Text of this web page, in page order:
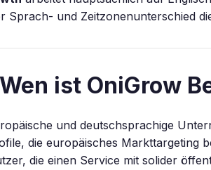
Sprach- und Zeitzonenunterschied
ist OniGrow
und deutschsprachige
die europäisches Markttargeting
die einen Service mit solider